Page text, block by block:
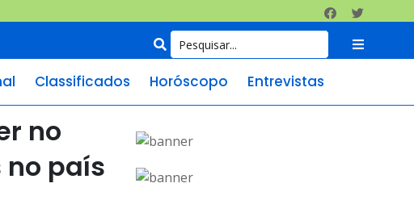
Classificados Horóscopo Entrevistas
no
no país